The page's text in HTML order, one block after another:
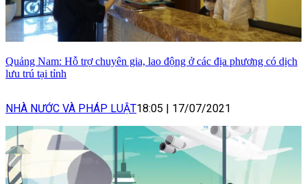
Quảng Nam: Hỗ trợ chuyên gia, lao động ở các địa phương có dịch
lưu trú tại tỉnh
NHÀ NƯỚC VÀ PHÁP LUẬT18:05 17/07/2021